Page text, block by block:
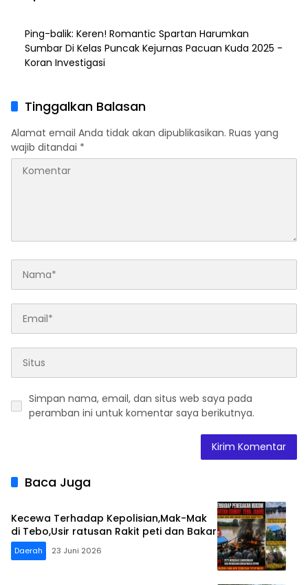
Ping-balik: Keren! Romantic Spartan Harumkan
Sumbar Di Kelas Puncak Kejurnas Pacuan Kuda 2025 -
Koran Investigasi
Tinggalkan Balasan
Alamat email Anda tidak akan dipublikasikan. Ruas yang
wajib ditandai *
Simpan nama, email, dan situs web saya pada
peramban ini untuk komentar saya berikutnya.
Baca Juga
Kecewa Terhadap Kepolisian,Mak-Mak
di Tebo,Usir ratusan Rakit peti dan Bakar
Daerah 23 Juni 2026